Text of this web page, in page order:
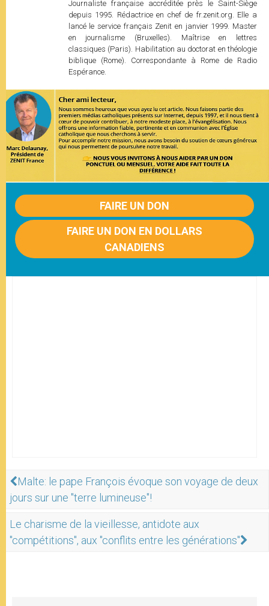
Journaliste française accréditée près le Saint-Siège
depuis 1995. Rédactrice en chef de fr.zenit.org. Elle a
lancé le service français Zenit en janvier 1999. Master
en journalisme (Bruxelles). Maîtrise en lettres
classiques (Paris). Habilitation au doctorat en théologie
biblique (Rome). Correspondante à Rome de Radio
Espérance.
FAIRE UN DON
FAIRE UN DON EN DOLLARS
CANADIENS
Malte: le pape François évoque son voyage de deux
jours sur une "terre lumineuse"!
Le charisme de la vieillesse, antidote aux
"compétitions", aux "conflits entre les générations"